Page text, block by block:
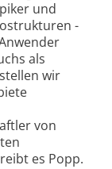
und
-
als
wir
von
es Popp.